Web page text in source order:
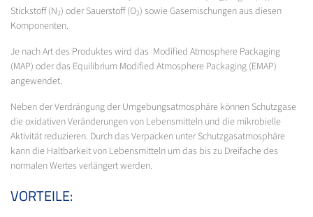
Stickstoff (N2) oder Sauerstoff (O2) sowie Gasemischungen aus diesen
Komponenten.
Je nach Art des Produktes wird das Modified Atmosphere Packaging
(MAP) oder das Equilibrium Modified Atmosphere Packaging (EMAP)
angewendet.
Neben der Verdrängung der Umgebungsatmosphäre können Schutzgase
die oxidativen Veränderungen von Lebensmitteln und die mikrobielle
Aktivität reduzieren. Durch das Verpacken unter Schutzgasatmosphäre
kann die Haltbarkeit von Lebensmitteln um das bis zu Dreifache des
normalen Wertes verlängert werden.
VORTEILE: